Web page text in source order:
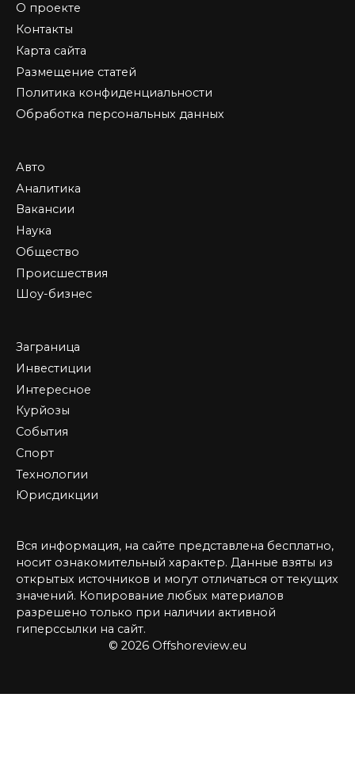
О проекте
Контакты
Карта сайта
Размещение статей
Политика конфиденциальности
Обработка персональных данных
Авто
Аналитика
Вакансии
Наука
Общество
Происшествия
Шоу-бизнес
Заграница
Инвестиции
Интересное
Курйозы
События
Спорт
Технологии
Юрисдикции
Вся информация, на сайте представлена бесплатно,
носит ознакомительный характер. Данные взяты из
открытых источников и могут отличаться от текущих
значений. Копирование любых материалов
разрешено только при наличии активной
гиперссылки на сайт.
© 2026 Offshoreview.eu